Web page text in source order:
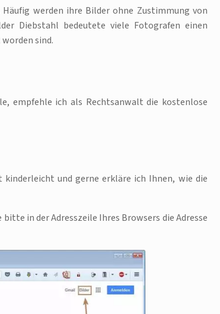
werden ihre Bilder ohne Zustimmung von
Diebstahl bedeutete viele Fotografen einen
sind.
empfehle ich als Rechtsanwalt die kostenlose
und gerne erkläre ich Ihnen, wie die
in der Adresszeile Ihres Browsers die Adresse